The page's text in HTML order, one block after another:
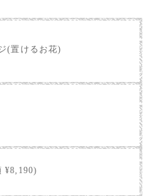
(置けるお花)
¥8,190)